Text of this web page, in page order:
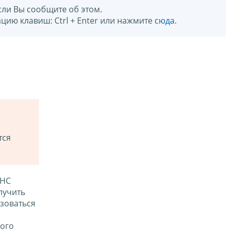
Вы сообщите об этом.
клавиш: Ctrl + Enter или нажмите сюда.